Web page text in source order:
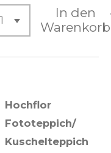
In den
Warenkorb
Hochflor
Fototeppich/
Kuschelteppich